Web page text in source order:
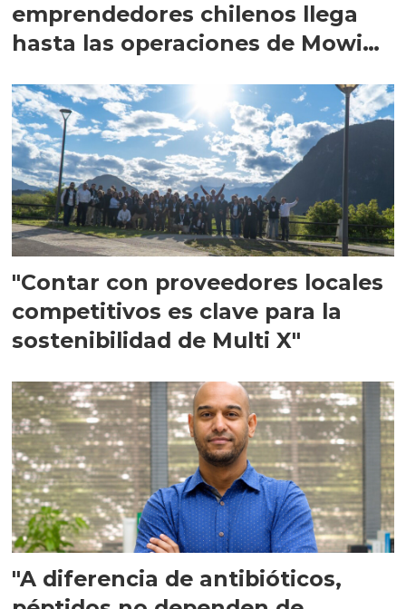
emprendedores chilenos llega
hasta las operaciones de Mowi
"Contar con proveedores locales
competitivos es clave para la
sostenibilidad de Multi X"
"A diferencia de antibióticos,